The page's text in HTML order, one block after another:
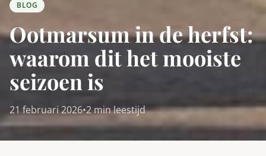
BLOG
Ootmarsum in de herfst:
waarom dit het mooiste
seizoen is
21 februari 2026•2 min leestijd